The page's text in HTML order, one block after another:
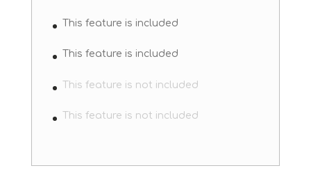
This feature is included
This feature is included
This feature is not included
This feature is not included